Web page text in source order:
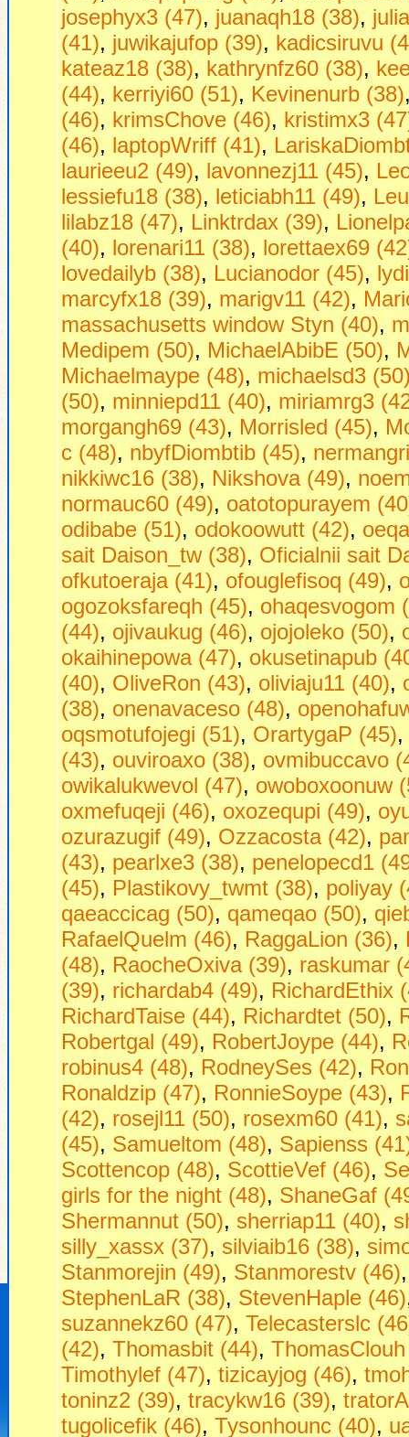
josephyx3 (47), juanaqh18 (38),
(41), juwikajufop (39), kadicsiruvu
kateaz18 (38), kathrynfz60 (38),
(44), kerriyi60 (51), Kevinenurb (38)
(46), krimsChove (46), kristimx3
(46), laptopWriff (41),
laurieeu2 (49), lavonnezj11 (45),
lessiefu18 (38), leticiabh11 (49),
lilabz18 (47), Linktrdax (39),
(40), lorenari11 (38), lorettaex69
lovedailyb (38), Lucianodor (45),
marcyfx18 (39), marigv11 (42),
massachusetts window Styn (40),
Medipem (50), MichaelAbibE (50),
Michaelmaype (48), michaelsd3
(50), minniepd11 (40), miriamrg3
morgangh69 (43), Morrisled (45),
с (48), nbyfDiombtib (45),
nikkiwc16 (38), Nikshova (49),
normauc60 (49), oatotopurayem
odibabe (51), odokoowutt (42),
sait Daison_tw (38), Oficialnii sait
ofkutoeraja (41), ofouglefisoq (49),
ogozoksfareqh (45), ohaqesvogom
(44), ojivaukug (46), ojojoleko (50),
okaihinepowa (47), okusetinapub
(40), OliveRon (43), oliviaju11 (40),
(38), onenavaceso (48),
oqsmotufojegi (51), OrartygaP (45),
(43), ouviroaxo (38), ovmibuccavo
owikalukwevol (47), owoboxoonuw
oxmefuqeji (46), oxozequpi (49),
ozurazugif (49), Ozzacosta (42),
(43), pearlxe3 (38), penelopecd1
(45), Plastikovy_twmt (38), poliyay
qaeaccicag (50), qameqao (50),
RafaelQuelm (46), RaggaLion (36),
(48), RaocheOxiva (39), raskumar
(39), richardab4 (49), RichardEthix
RichardTaise (44), Richardtet (50),
Robertgal (49), RobertJoype (44),
robinus4 (48), RodneySes (42),
Ronaldzip (47), RonnieSoype (43),
(42), rosejl11 (50), rosexm60 (41),
(45), Samueltom (48), Sapienss
Scottencop (48), ScottieVef (46),
girls for the night (48), ShaneGaf
Shermannut (50), sherriap11 (40),
silly_xassx (37), silviaib16 (38),
Stanmorejin (49), Stanmorestv (46)
StephenLaR (38), StevenHaple (46)
suzannekz60 (47), Telecasterslc
(42), Thomasbit (44),
Timothylef (47), tizicayjog (46),
toninz2 (39), tracykw16 (39),
tugolicefik (46), Tysonhounc (40),